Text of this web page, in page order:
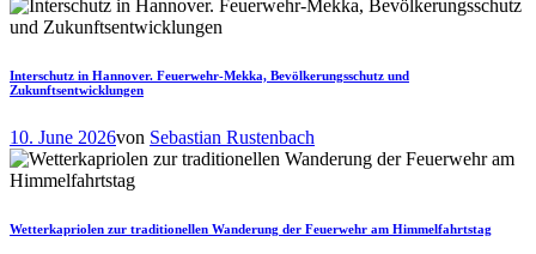
Interschutz in Hannover. Feuerwehr-Mekka, Bevölkerungsschutz und
Zukunftsentwicklungen
10. June 2026von Sebastian Rustenbach
Wetterkapriolen zur traditionellen Wanderung der Feuerwehr am Himmelfahrtstag